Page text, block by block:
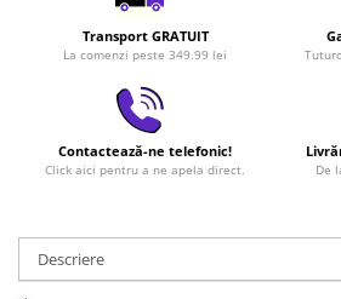
Transport GRATUIT
La comenzi peste 349.99 lei
Contactează-ne telefonic!
Click aici pentru a ne apela direct. De
Descriere